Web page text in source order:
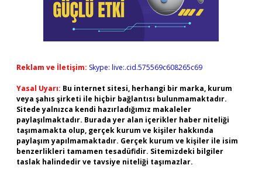
Reklam ve İletişim: Skype: live:.cid.575569c608265c69
Yasal Uyarı: Bu internet sitesi, herhangi bir marka, kurum
veya şahıs şirketi ile hiçbir bağlantısı bulunmamaktadır.
Sitede yalnızca kendi hazırladığımız makaleler
paylaşılmaktadır. Burada yer alan içerikler haber niteliği
taşımamakta olup, gerçek kurum ve kişiler hakkında
paylaşım yapılmamaktadır. Gerçek kurum ve kişiler ile isim
benzerlikleri tamamen tesadüfidir. Sitemizdeki bilgiler
taslak halindedir ve tavsiye niteliği taşımazlar.